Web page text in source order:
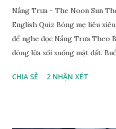
Nắng Trưa - The Noon Sun
English Quiz Bóng mẹ liêu
để nghe đọc Nắng Trưa Theo
dòng lửa xối xuống mặt đất.
CHIA SẺ 2 NHẬN XÉT